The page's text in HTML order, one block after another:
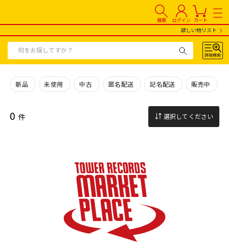
検索 ログイン カート
欲しい物リスト
新品 未使用 中古 匿名配送 記名配送 販売中
0 件 選択してください